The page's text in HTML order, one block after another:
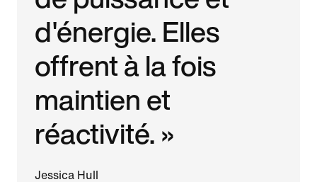
d'énergie. Elles
offrent à la fois
maintien et
réactivité. »
Jessica Hull